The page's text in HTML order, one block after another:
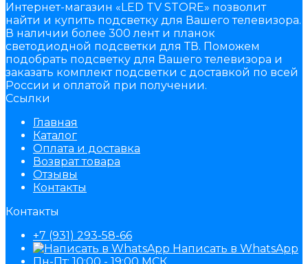
Интернет-магазин «LED TV STORE» позволит
найти и купить подсветку для Вашего телевизора.
В наличии более 300 лент и планок
светодиодной подсветки для ТВ. Поможем
подобрать подсветку для Вашего телевизора и
заказать комплект подсветки с доставкой по всей
России и оплатой при получении.
Ссылки
Главная
Каталог
Оплата и доставка
Возврат товара
Отзывы
Контакты
Контакты
+7 (931) 293-58-66
Написать в WhatsApp